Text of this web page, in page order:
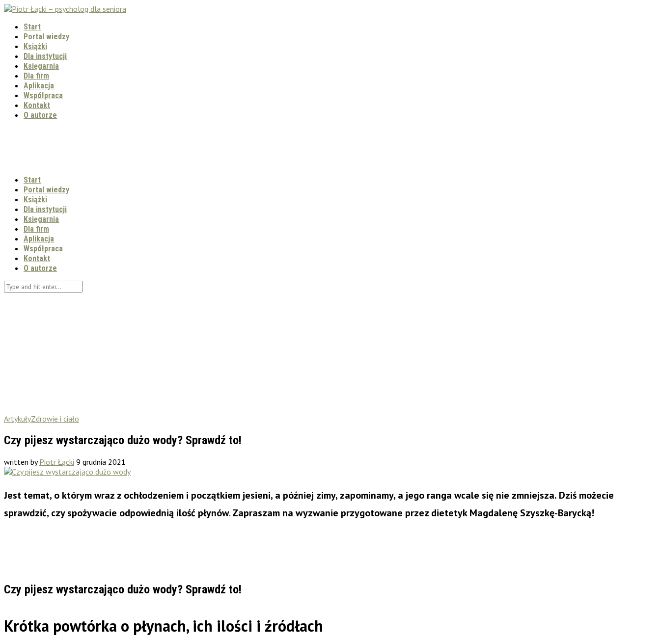
Start
Portal wiedzy
Książki
Dla instytucji
Księgarnia
Dla firm
Aplikacja
Współpraca
Kontakt
O autorze
Start
Portal wiedzy
Książki
Dla instytucji
Księgarnia
Dla firm
Aplikacja
Współpraca
Kontakt
O autorze
ArtykułyZdrowie i ciało
Czy pijesz wystarczająco dużo wody? Sprawdź to!
written byPiotr Łącki 9 grudnia 2021
Jest temat, o którym wraz z ochłodzeniem i początkiem jesieni, a później zimy, zapominamy, a jego ranga wcale się nie zmniejsza. Dziś możecie
sprawdzić, czy spożywacie odpowiednią ilość płynów.Zapraszam na wyzwanie przygotowane przez dietetyk Magdalenę Szyszkę-Barycką!
Czy pijesz wystarczająco dużo wody? Sprawdź to!
Krótka powtórka o płynach, ich ilości i źródłach